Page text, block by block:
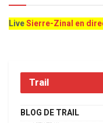
LiveSierre-Zinal en
Trail
BLOG DE TRAIL